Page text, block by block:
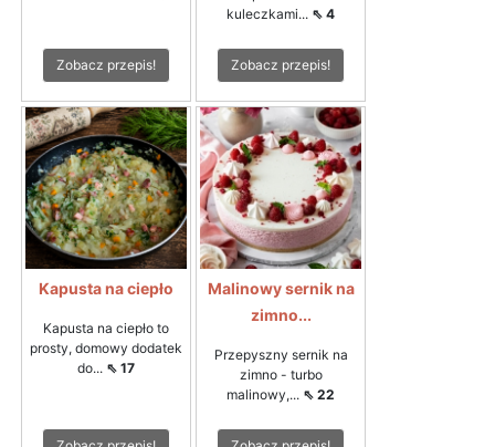
Zobacz przepis!
kuleczkami... ⇖ 4
Zobacz przepis!
Kapusta na ciepło
Kapusta na ciepło to
prosty, domowy dodatek
do... ⇖ 17
Malinowy sernik na
zimno...
Przepyszny sernik na
zimno - turbo
malinowy,... ⇖ 22